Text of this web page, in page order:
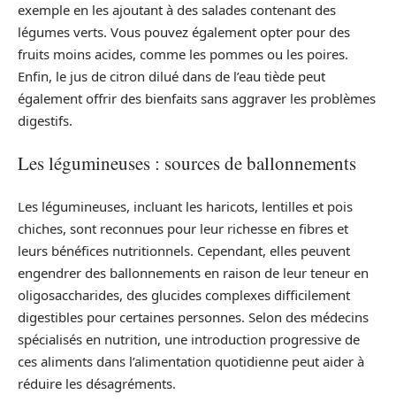
exemple en les ajoutant à des salades contenant des
légumes verts. Vous pouvez également opter pour des
fruits moins acides, comme les pommes ou les poires.
Enfin, le jus de citron dilué dans de l’eau tiède peut
également offrir des bienfaits sans aggraver les problèmes
digestifs.
Les légumineuses : sources de ballonnements
Les légumineuses, incluant les haricots, lentilles et pois
chiches, sont reconnues pour leur richesse en fibres et
leurs bénéfices nutritionnels. Cependant, elles peuvent
engendrer des ballonnements en raison de leur teneur en
oligosaccharides, des glucides complexes difficilement
digestibles pour certaines personnes. Selon des médecins
spécialisés en nutrition, une introduction progressive de
ces aliments dans l’alimentation quotidienne peut aider à
réduire les désagréments.